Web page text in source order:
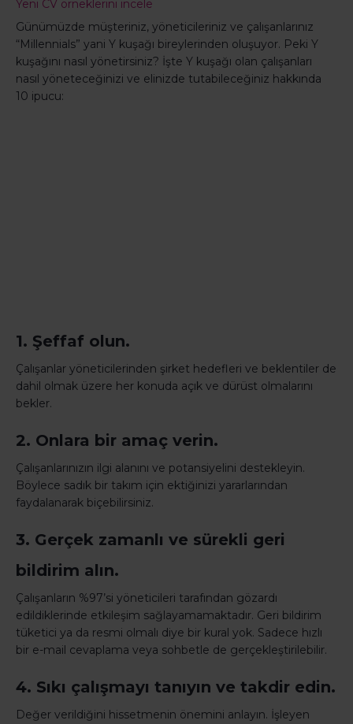
Yeni CV örneklerini incele
Günümüzde müşteriniz, yöneticileriniz ve çalışanlarınız
“Millennials” yani Y kuşağı bireylerinden oluşuyor. Peki Y
kuşağını nasıl yönetirsiniz? İşte Y kuşağı olan çalışanları
nasıl yöneteceğinizi ve elinizde tutabileceğiniz hakkında
10 ipucu:
1. Şeffaf olun.
Çalışanlar yöneticilerinden şirket hedefleri ve beklentiler de
dahil olmak üzere her konuda açık ve dürüst olmalarını
bekler.
2. Onlara bir amaç verin.
Çalışanlarınızın ilgi alanını ve potansiyelini destekleyin.
Böylece sadık bir takım için ektiğinizi yararlarından
faydalanarak biçebilirsiniz.
3. Gerçek zamanlı ve sürekli geri
bildirim alın.
Çalışanların %97’si yöneticileri tarafından gözardı
edildiklerinde etkileşim sağlayamamaktadır. Geri bildirim
tüketici ya da resmi olmalı diye bir kural yok. Sadece hızlı
bir e-mail cevaplama veya sohbetle de gerçekleştirilebilir.
4. Sıkı çalışmayı tanıyın ve takdir edin.
Değer verildiğini hissetmenin önemini anlayın. İşleyen